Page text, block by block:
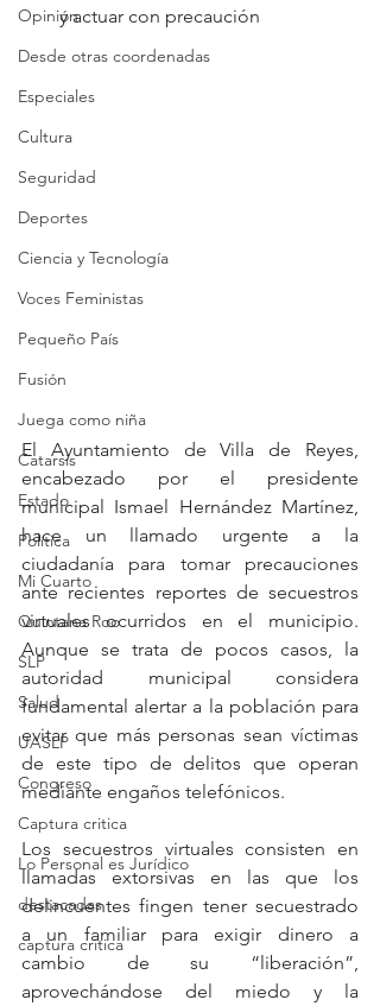
Opinión
Desde otras coordenadas
Especiales
Cultura
Seguridad
Deportes
Ciencia y Tecnología
Voces Feministas
Pequeño País
Fusión
Juega como niña
Catarsis
Estado
Política
Mi Cuarto
Quintana Roo
SLP
Salud
UASLP
Congreso
Captura critica
Lo Personal es Jurídico
destacadas
captura critica
y actuar con precaución
El Ayuntamiento de Villa de Reyes,
encabezado por el presidente
municipal Ismael Hernández Martínez,
hace un llamado urgente a la
ciudadanía para tomar precauciones
ante recientes reportes de secuestros
virtuales ocurridos en el municipio.
Aunque se trata de pocos casos, la
autoridad municipal considera
fundamental alertar a la población para
evitar que más personas sean víctimas
de este tipo de delitos que operan
mediante engaños telefónicos.
Los secuestros virtuales consisten en
llamadas extorsivas en las que los
delincuentes fingen tener secuestrado
a un familiar para exigir dinero a
cambio de su “liberación”,
aprovechándose del miedo y la